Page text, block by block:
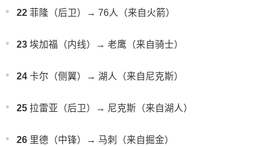
22 菲隆（后卫）→ 76人（来自火箭）
23 埃加福（内线）→ 老鹰（来自骑士）
24 卡尔（侧翼）→ 湖人（来自尼克斯）
25 拉雷亚（后卫）→ 尼克斯（来自湖人）
26 里德（中锋）→ 马刺（来自掘金）